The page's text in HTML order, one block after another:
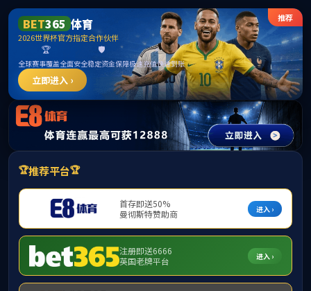
中国·必威(bw·西汉姆联)有限公司-Official
website
提示：访问地址无效，276/http:/287找不到对应的栏目！
首页 关闭此页